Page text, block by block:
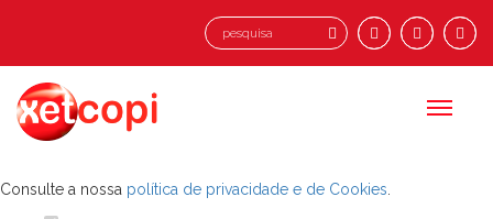
Defina as suas preferências de cookies
para este website.
Este website utiliza cookies estritamente necessários, analíticos e
funcionais, para lhe oferecer uma boa experiência de navegação e
acesso a todas as funcionalidades.
Consulte a nossa política de privacidade e de Cookies